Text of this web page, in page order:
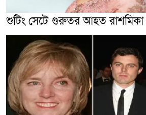
শুটিং সেটে গুরুতর আহত রাশমিকা